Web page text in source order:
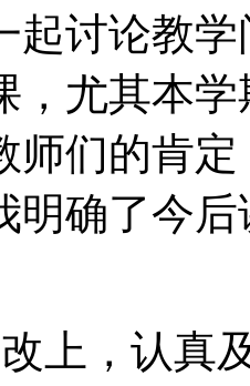
起讨论教
，尤其本
师们的肯
明确了今
上，认真